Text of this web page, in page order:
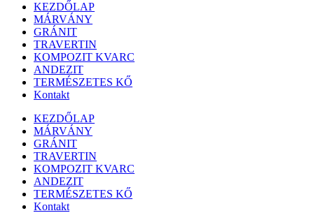
KEZDŐLAP
MÁRVÁNY
GRÁNIT
TRAVERTIN
KOMPOZIT KVARC
ANDEZIT
TERMÉSZETES KŐ
Kontakt
KEZDŐLAP
MÁRVÁNY
GRÁNIT
TRAVERTIN
KOMPOZIT KVARC
ANDEZIT
TERMÉSZETES KŐ
Kontakt